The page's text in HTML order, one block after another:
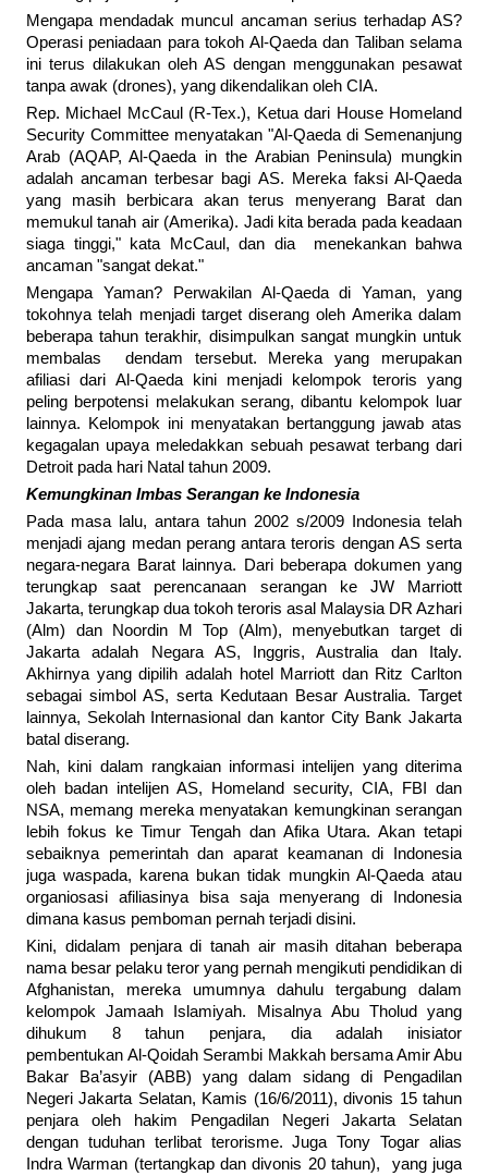
Mengapa mendadak muncul ancaman serius terhadap AS?
Operasi peniadaan para tokoh Al-Qaeda dan Taliban selama
ini terus dilakukan oleh AS dengan menggunakan pesawat
tanpa awak (drones), yang dikendalikan oleh CIA.
Rep. Michael McCaul (R-Tex.), Ketua dari House Homeland
Security Committee menyatakan "Al-Qaeda di Semenanjung
Arab (AQAP, Al-Qaeda in the Arabian Peninsula) mungkin
adalah ancaman terbesar bagi AS. Mereka faksi Al-Qaeda
yang masih berbicara akan terus menyerang Barat dan
memukul tanah air (Amerika). Jadi kita berada pada keadaan
siaga tinggi," kata McCaul, dan dia menekankan bahwa
ancaman "sangat dekat."
Mengapa Yaman? Perwakilan Al-Qaeda di Yaman, yang
tokohnya telah menjadi target diserang oleh Amerika dalam
beberapa tahun terakhir, disimpulkan sangat mungkin untuk
membalas dendam tersebut. Mereka yang merupakan
afiliasi dari Al-Qaeda kini menjadi kelompok teroris yang
peling berpotensi melakukan serang, dibantu kelompok luar
lainnya. Kelompok ini menyatakan bertanggung jawab atas
kegagalan upaya meledakkan sebuah pesawat terbang dari
Detroit pada hari Natal tahun 2009.
Kemungkinan Imbas Serangan ke Indonesia
Pada masa lalu, antara tahun 2002 s/2009 Indonesia telah
menjadi ajang medan perang antara teroris dengan AS serta
negara-negara Barat lainnya. Dari beberapa dokumen yang
terungkap saat perencanaan serangan ke JW Marriott
Jakarta, terungkap dua tokoh teroris asal Malaysia DR Azhari
(Alm) dan Noordin M Top (Alm), menyebutkan target di
Jakarta adalah Negara AS, Inggris, Australia dan Italy.
Akhirnya yang dipilih adalah hotel Marriott dan Ritz Carlton
sebagai simbol AS, serta Kedutaan Besar Australia. Target
lainnya, Sekolah Internasional dan kantor City Bank Jakarta
batal diserang.
Nah, kini dalam rangkaian informasi intelijen yang diterima
oleh badan intelijen AS, Homeland security, CIA, FBI dan
NSA, memang mereka menyatakan kemungkinan serangan
lebih fokus ke Timur Tengah dan Afika Utara. Akan tetapi
sebaiknya pemerintah dan aparat keamanan di Indonesia
juga waspada, karena bukan tidak mungkin Al-Qaeda atau
organiosasi afiliasinya bisa saja menyerang di Indonesia
dimana kasus pemboman pernah terjadi disini.
Kini, didalam penjara di tanah air masih ditahan beberapa
nama besar pelaku teror yang pernah mengikuti pendidikan di
Afghanistan, mereka umumnya dahulu tergabung dalam
kelompok Jamaah Islamiyah. Misalnya Abu Tholud yang
dihukum 8 tahun penjara, dia adalah inisiator
pembentukan Al-Qoidah Serambi Makkah bersama Amir Abu
Bakar Ba’asyir (ABB) yang dalam sidang di Pengadilan
Negeri Jakarta Selatan, Kamis (16/6/2011), divonis 15 tahun
penjara oleh hakim Pengadilan Negeri Jakarta Selatan
dengan tuduhan terlibat terorisme. Juga Tony Togar alias
Indra Warman (tertangkap dan divonis 20 tahun), yang juga